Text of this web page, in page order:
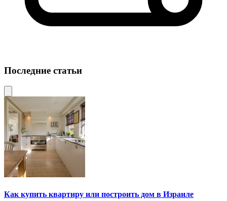
Последние статьи
Как купить квартиру или построить дом в Израиле